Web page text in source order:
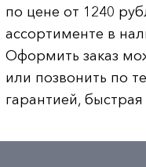
по цене от 1240
ассортименте в
Оформить заказ
или позвонить по
гарантией,